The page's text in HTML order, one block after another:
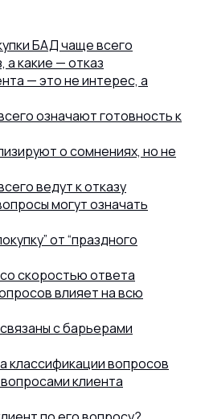
51ПЕРЕЗВОНИТЬ ВАМ?
БАД чаще всего
а какие — отказ
— это не интерес, а
означают готовность к
о сомнениях, но не
ведут к отказу
могут означать
от “праздного
скоростью ответа
влияет на всю
с барьерами
классификации вопросов
клиента